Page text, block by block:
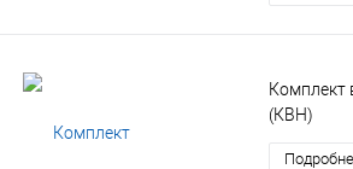
Комплект
(КВН)